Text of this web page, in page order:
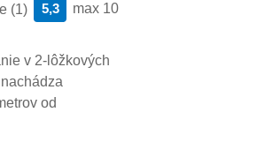
(1) max 10
5,3
v 2-lôžkových
od